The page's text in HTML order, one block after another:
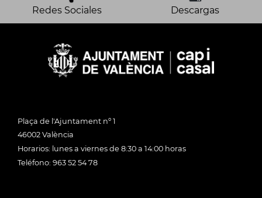
Redes Sociales Descargas
Plaça de l'Ajuntament nº 1
46002 València
Horarios: lunes a viernes de 8:30 a 14:00 horas
Teléfono: 963 52 54 78